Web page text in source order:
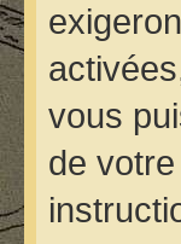
vous
de